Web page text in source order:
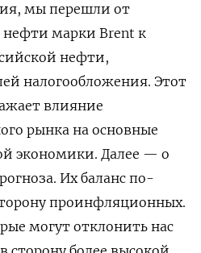
мы перешли от
нефти марки Brent к
нефти,
налогообложения. Этот
влияние
рынка на основные
экономики. Далее — о
Их баланс по-
проинфляционных.
могут отклонить нас